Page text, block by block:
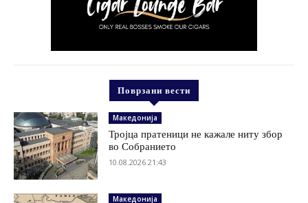
Поврзани вести
Македонија
Тројца пратеници не кажале ниту збор
во Собранието
10.08.2026 21:43
Македонија